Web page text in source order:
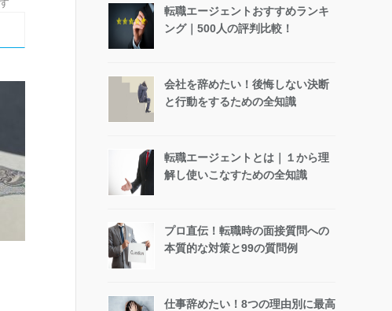
転職エージェントおすすめランキ
ング｜500人の評判比較！
会社を辞めたい！後悔しない決断
と行動をするための全知識
転職エージェントとは｜１から理
解し使いこなすための全知識
プロ直伝！転職時の面接質問への
本質的な対策と99の質問例
仕事辞めたい！8つの理由別に最高